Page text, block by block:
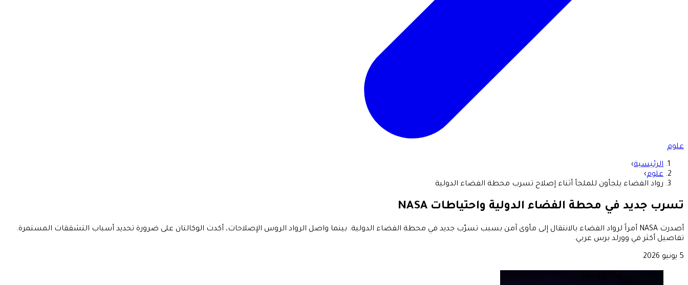
علوم
الرئيسية›
علوم›
رواد الفضاء يلجأون للملجأ أثناء إصلاح تسرب محطة الفضاء الدولية
تسرب جديد في محطة الفضاء الدولية واحتياطات NASA
أصدرت NASA أمراً لرواد الفضاء بالانتقال إلى مأوى آمن بسبب تسرّب جديد في محطة الفضاء الدولية. بينما واصل الرواد الروس الإصلاحات، أكدت الوكالتان على ضرورة تحديد أسباب التشققات المستمرة.
تفاصيل أكثر في وورلد برس عربي.
5 يونيو 2026